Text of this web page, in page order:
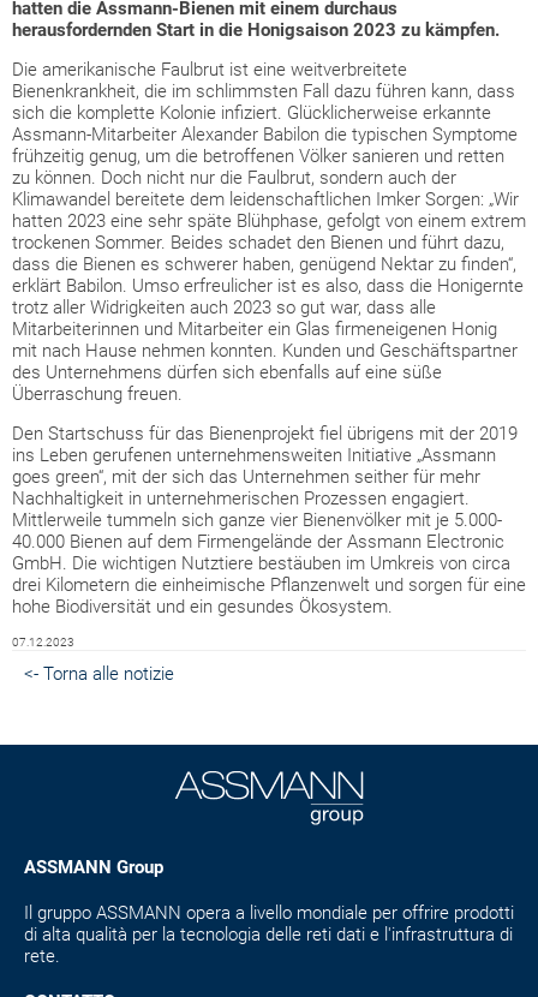
hatten die Assmann-Bienen mit einem durchaus
herausfordernden Start in die Honigsaison 2023 zu kämpfen.
Die amerikanische Faulbrut ist eine weitverbreitete
Bienenkrankheit, die im schlimmsten Fall dazu führen kann, dass
sich die komplette Kolonie infiziert. Glücklicherweise erkannte
Assmann-Mitarbeiter Alexander Babilon die typischen Symptome
frühzeitig genug, um die betroffenen Völker sanieren und retten
zu können. Doch nicht nur die Faulbrut, sondern auch der
Klimawandel bereitete dem leidenschaftlichen Imker Sorgen: „Wir
hatten 2023 eine sehr späte Blühphase, gefolgt von einem extrem
trockenen Sommer. Beides schadet den Bienen und führt dazu,
dass die Bienen es schwerer haben, genügend Nektar zu finden“,
erklärt Babilon. Umso erfreulicher ist es also, dass die Honigernte
trotz aller Widrigkeiten auch 2023 so gut war, dass alle
Mitarbeiterinnen und Mitarbeiter ein Glas firmeneigenen Honig
mit nach Hause nehmen konnten. Kunden und Geschäftspartner
des Unternehmens dürfen sich ebenfalls auf eine süße
Überraschung freuen.
Den Startschuss für das Bienenprojekt fiel übrigens mit der 2019
ins Leben gerufenen unternehmensweiten Initiative „Assmann
goes green“, mit der sich das Unternehmen seither für mehr
Nachhaltigkeit in unternehmerischen Prozessen engagiert.
Mittlerweile tummeln sich ganze vier Bienenvölker mit je 5.000-
40.000 Bienen auf dem Firmengelände der Assmann Electronic
GmbH. Die wichtigen Nutztiere bestäuben im Umkreis von circa
drei Kilometern die einheimische Pflanzenwelt und sorgen für eine
hohe Biodiversität und ein gesundes Ökosystem.
07.12.2023
<- Torna alle notizie
ASSMANN Group
Il gruppo ASSMANN opera a livello mondiale per offrire prodotti
di alta qualità per la tecnologia delle reti dati e l'infrastruttura di
rete.